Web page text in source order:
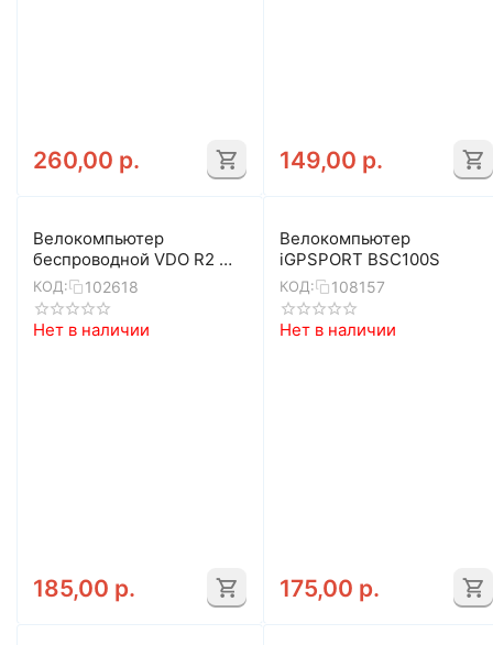
260,00 р. 149,00 р.
Велокомпьютер
беспроводной VDO R2 WL
4-64025 (черный)
КОД: 102618
Нет в наличии
185,00 р.
Велокомпьютер
iGPSPORT BSC100S
КОД: 108157
Нет в наличии
175,00 р.